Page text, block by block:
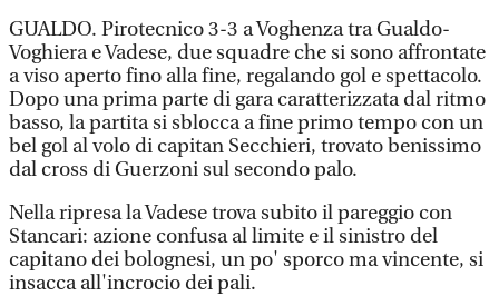
GUALDO. Pirotecnico 3-3 a Voghenza tra Gualdo-
Voghiera e Vadese, due squadre che si sono affrontate
a viso aperto fino alla fine, regalando gol e spettacolo.
Dopo una prima parte di gara caratterizzata dal ritmo
basso, la partita si sblocca a fine primo tempo con un
bel gol al volo di capitan Secchieri, trovato benissimo
dal cross di Guerzoni sul secondo palo.
Nella ripresa la Vadese trova subito il pareggio con
Stancari: azione confusa al limite e il sinistro del
capitano dei bolognesi, un po' sporco ma vincente, si
insacca all'incrocio dei pali.